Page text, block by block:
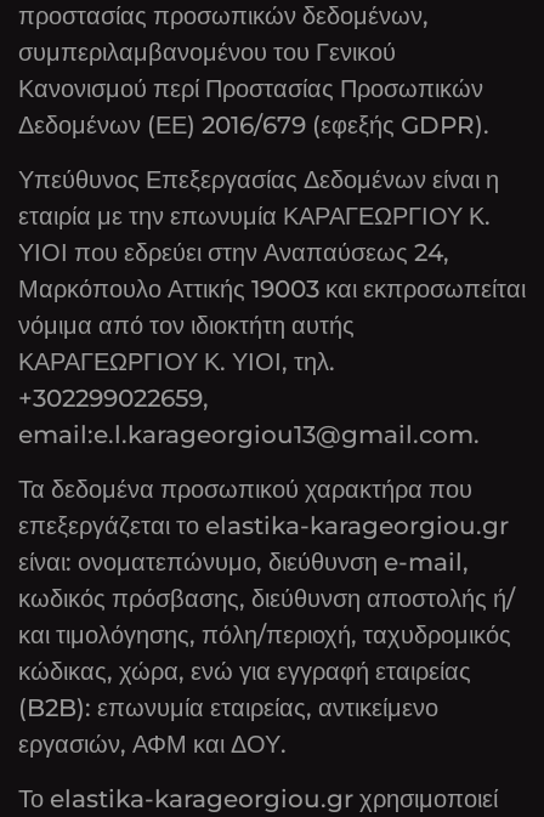
προστασίας προσωπικών δεδομένων,
συμπεριλαμβανομένου του Γενικού
Κανονισμού περί Προστασίας Προσωπικών
Δεδομένων (ΕΕ) 2016/679 (εφεξής GDPR).
Υπεύθυνος Επεξεργασίας Δεδομένων είναι η
εταιρία με την επωνυμία ΚΑΡΑΓΕΩΡΓΙΟΥ Κ.
ΥΙΟΙ που εδρεύει στην Αναπαύσεως 24,
Μαρκόπουλο Αττικής 19003 και εκπροσωπείται
νόμιμα από τον ιδιοκτήτη αυτής
ΚΑΡΑΓΕΩΡΓΙΟΥ Κ. ΥΙΟΙ, τηλ.
+302299022659,
email:e.l.karageorgiou13@gmail.com.
Τα δεδομένα προσωπικού χαρακτήρα που
επεξεργάζεται το elastika-karageorgiou.gr
είναι: ονοματεπώνυμο, διεύθυνση e-mail,
κωδικός πρόσβασης, διεύθυνση αποστολής ή/
και τιμολόγησης, πόλη/περιοχή, ταχυδρομικός
κώδικας, χώρα, ενώ για εγγραφή εταιρείας
(B2B): επωνυμία εταιρείας, αντικείμενο
εργασιών, ΑΦΜ και ΔΟΥ.
Το elastika-karageorgiou.gr χρησιμοποιεί